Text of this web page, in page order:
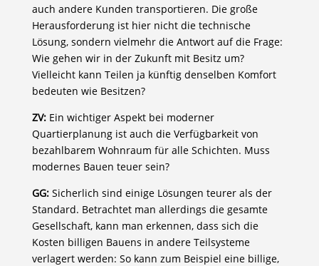
auch andere Kunden transportieren. Die große
Herausforderung ist hier nicht die technische
Lösung, sondern vielmehr die Antwort auf die Frage:
Wie gehen wir in der Zukunft mit Besitz um?
Vielleicht kann Teilen ja künftig denselben Komfort
bedeuten wie Besitzen?
ZV: Ein wichtiger Aspekt bei moderner
Quartierplanung ist auch die Verfügbarkeit von
bezahlbarem Wohnraum für alle Schichten. Muss
modernes Bauen teuer sein?
GG: Sicherlich sind einige Lösungen teurer als der
Standard. Betrachtet man allerdings die gesamte
Gesellschaft, kann man erkennen, dass sich die
Kosten billigen Bauens in andere Teilsysteme
verlagert werden: So kann zum Beispiel eine billige,